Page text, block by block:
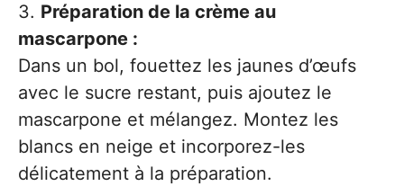
3. Préparation de la crème au
mascarpone :
Dans un bol, fouettez les jaunes d’œufs
avec le sucre restant, puis ajoutez le
mascarpone et mélangez. Montez les
blancs en neige et incorporez-les
délicatement à la préparation.